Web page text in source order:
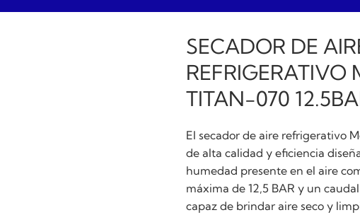
SECADOR DE
REFRIGERATIVO
TITAN-070
El secador de aire refrigerativo
de alta calidad y eficiencia
humedad presente en el aire
máxima de 12,5 BAR y un
capaz de brindar aire seco y